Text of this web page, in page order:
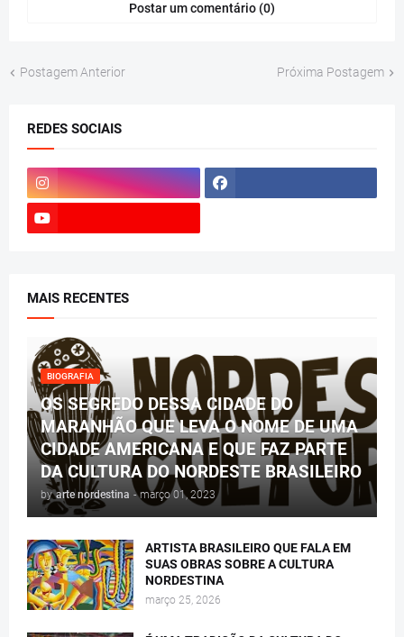
Postar um comentário (0)
Postagem Anterior Próxima Postagem
REDES SOCIAIS
MAIS RECENTES
BIOGRAFIA
OS SEGREDO DESSA CIDADE DO
MARANHÃO QUE LEVA O NOME DE UMA
CIDADE AMERICANA E QUE FAZ PARTE
DA CULTURA DO NORDESTE BRASILEIRO
by arte nordestina - março 01, 2023
ARTISTA BRASILEIRO QUE FALA EM
SUAS OBRAS SOBRE A CULTURA
NORDESTINA
março 25, 2026